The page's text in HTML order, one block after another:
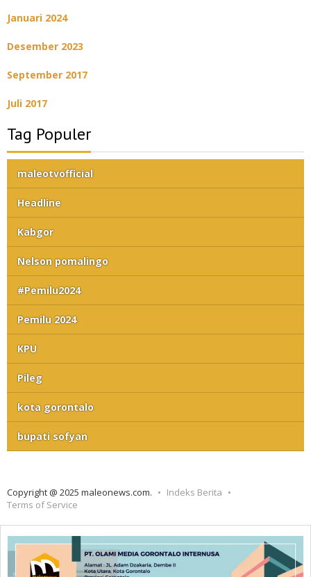
Januari 2024
Desember 2023
September 2017
Juli 2017
Tag Populer
maleotvofficial
Headline
Kabgor
Nelson pomalingo
#Pemilu2024
Pemilu 2024
KPU
Pileg
kota gorontalo
bupati sofyan
Copyright @ 2025 maleonews.com.
Indeks Berita
Terms of Service